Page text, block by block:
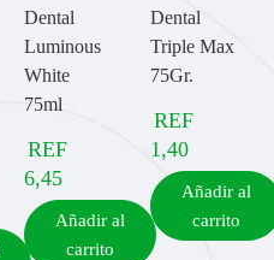
Dental
Luminous
White
75ml
REF
6,45
Añadir al
carrito
Dental
Triple Max
75Gr.
REF
1,40
Añadir al
carrito